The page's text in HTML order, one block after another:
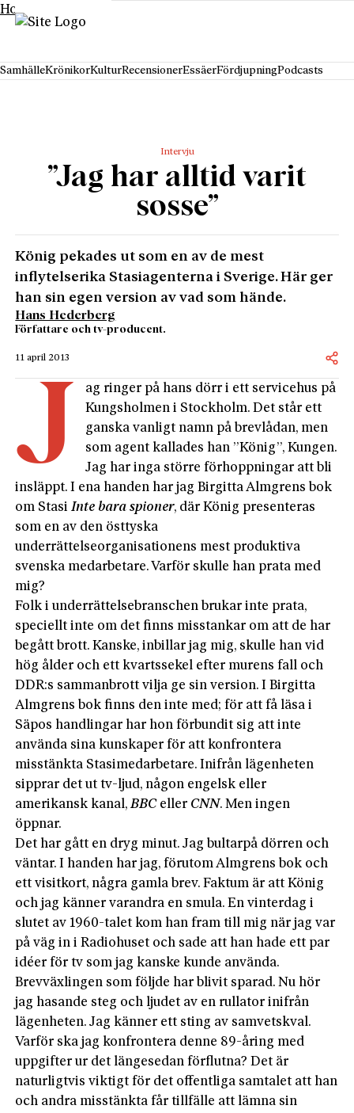
Hoppa till innehåll
SamhälleKrönikorKulturRecensionerEssäerFördjupningPodcasts
Intervju
”Jag har alltid varit
sosse”
König pekades ut som en av de mest
inflytelserika Stasiagenterna i Sverige. Här ger
han sin egen version av vad som hände.
Hans Hederberg
Författare och tv-producent.
11 april 2013
J
ag ringer på hans dörr i ett servicehus på
Kungsholmen i Stockholm. Det står ett
ganska vanligt namn på brevlådan, men
som agent kallades han ”König”, Kungen.
Jag har inga större förhoppningar att bli
insläppt. I ena handen har jag Birgitta Almgrens bok
om StasiInte bara spioner, där König presenteras
som en av den östtyska
underrättelseorganisationens mest produktiva
svenska medarbetare. Varför skulle han prata med
mig?
Folk i underrättelsebranschen brukar inte prata,
speciellt inte om det finns misstankar om att de har
begått brott. Kanske, inbillar jag mig, skulle han vid
hög ålder och ett kvartssekel efter murens fall och
DDR:s sammanbrott vilja ge sin version. I Birgitta
Almgrens bok finns den inte med; för att få läsa i
Säpos handlingar har hon förbundit sig att inte
använda sina kunskaper för att konfrontera
misstänkta Stasimedarbetare. Inifrån lägenheten
sipprar det ut tv-ljud, någon engelsk eller
amerikansk kanal,BBCeller CNN. Men ingen
öppnar.
Det har gått en dryg minut. Jag bultarpå dörren och
väntar. I handen har jag, förutom Almgrens bok och
ett visitkort, några gamla brev. Faktum är att König
och jag känner varandra en smula. En vinterdag i
slutet av 1960-talet kom han fram till mig när jag var
på väg in i Radiohuset och sade att han hade ett par
idéer för tv som jag kanske kunde använda.
Brevväxlingen som följde har blivit sparad. Nu hör
jag hasande steg och ljudet av en rullator inifrån
lägenheten. Jag känner ett sting av samvetskval.
Varför ska jag konfrontera denne 89-åring med
uppgifter ur det längesedan förflutna? Det är
naturligtvis viktigt för det offentliga samtalet att han
och andra misstänkta får tillfälle att lämna sin